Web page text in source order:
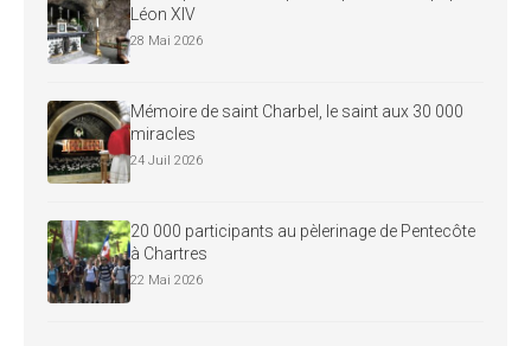
Léon XIV
28 Mai 2026
Mémoire de saint Charbel, le saint aux 30 000
miracles
24 Juil 2026
20 000 participants au pèlerinage de Pentecôte
à Chartres
22 Mai 2026